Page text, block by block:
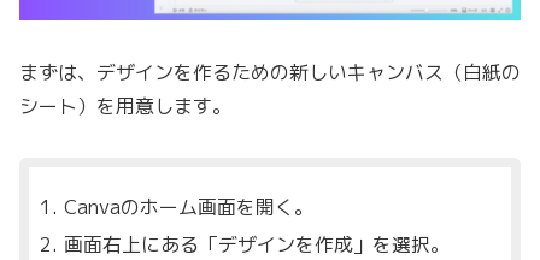
まずは、デザインを作るための新しいキャンバス（白紙の
シート）を用意します。
Canvaのホーム画面を開く。
画面右上にある「デザインを作成」を選択。